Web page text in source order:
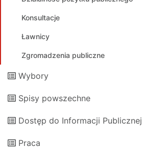
Konsultacje
Ławnicy
Zgromadzenia publiczne
Wybory
Spisy powszechne
Dostęp do Informacji Publicznej
Praca